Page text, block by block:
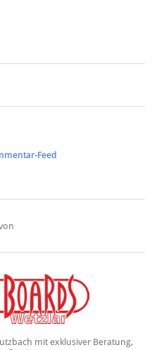
Feed
mit exklusiver Beratung,